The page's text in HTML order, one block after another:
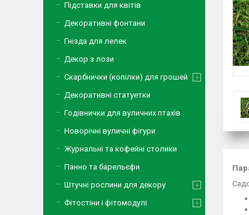
Підставки для квітів
Декоративні фонтани
Гнізда для лелек
Декор з лози
Скарбнички (копілки) для грошей
Декоративні статуетки
Годівнички для вуличних птахів
Новорічні вуличні фігури
Журнальні та кофейні столики
Панно та барельєфи
Штучні рослини для декору
Фітостіни і фітомодулі